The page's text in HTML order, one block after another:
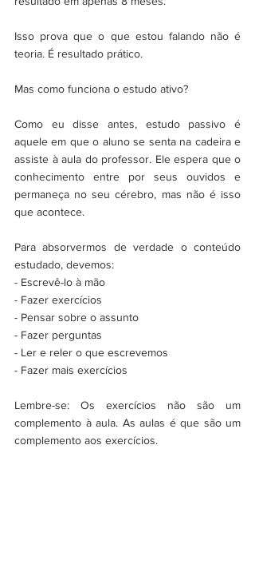
Isso prova que o que estou falando não é
teoria. É resultado prático.
Mas como funciona o estudo ativo?
Como eu disse antes, estudo passivo é
aquele em que o aluno se senta na cadeira e
assiste à aula do professor. Ele espera que o
conhecimento entre por seus ouvidos e
permaneça no seu cérebro, mas não é isso
que acontece.
Para absorvermos de verdade o conteúdo
estudado, devemos:
- Escrevê-lo à mão
- Fazer exercícios
- Pensar sobre o assunto
- Fazer perguntas
- Ler e reler o que escrevemos
- Fazer mais exercícios
Lembre-se: Os exercícios não são um
complemento à aula. As aulas é que são um
complemento aos exercícios.